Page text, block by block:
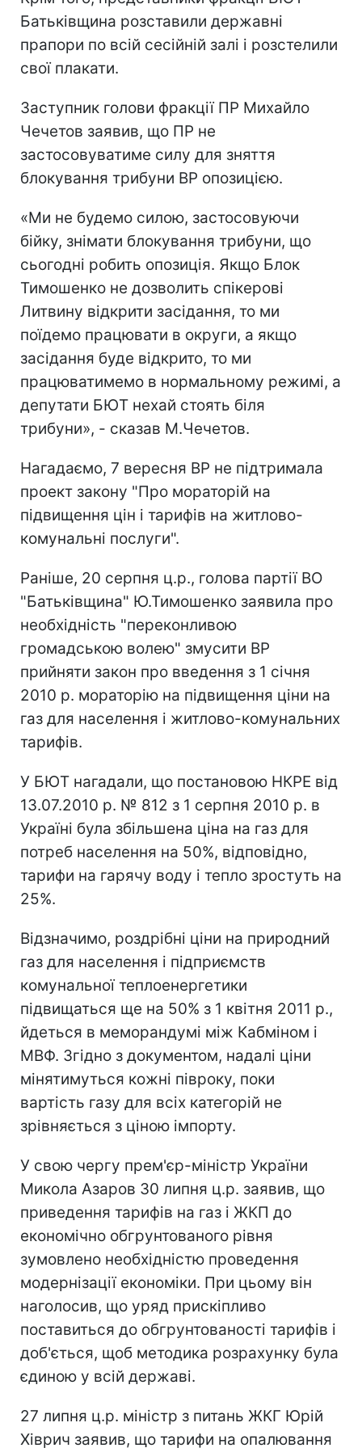
Батьківщина розставили державні
прапори по всій сесійній залі і розстелили
свої плакати.
Заступник голови фракції ПР Михайло
Чечетов заявив, що ПР не
застосовуватиме силу для зняття
блокування трибуни ВР опозицією.
«Ми не будемо силою, застосовуючи
бійку, знімати блокування трибуни, що
сьогодні робить опозиція. Якщо Блок
Тимошенко не дозволить спікерові
Литвину відкрити засідання, то ми
поїдемо працювати в округи, а якщо
засідання буде відкрито, то ми
працюватимемо в нормальному режимі, а
депутати БЮТ нехай стоять біля
трибуни», - сказав М.Чечетов.
Нагадаємо, 7 вересня ВР не підтримала
проект закону "Про мораторій на
підвищення цін і тарифів на житлово-
комунальні послуги".
Раніше, 20 серпня ц.р., голова партії ВО
"Батьківщина" Ю.Тимошенко заявила про
необхідність "переконливою
громадською волею" змусити ВР
прийняти закон про введення з 1 січня
2010 р. мораторію на підвищення ціни на
газ для населення і житлово-комунальних
тарифів.
У БЮТ нагадали, що постановою НКРЕ від
13.07.2010 р. № 812 з 1 серпня 2010 р. в
Україні була збільшена ціна на газ для
потреб населення на 50%, відповідно,
тарифи на гарячу воду і тепло зростуть на
25%.
Відзначимо, роздрібні ціни на природний
газ для населення і підприємств
комунальної теплоенергетики
підвищаться ще на 50% з 1 квітня 2011 р.,
йдеться в меморандумі між Кабміном і
МВФ. Згідно з документом, надалі ціни
мінятимуться кожні півроку, поки
вартість газу для всіх категорій не
зрівняється з ціною імпорту.
У свою чергу прем'єр-міністр України
Микола Азаров 30 липня ц.р. заявив, що
приведення тарифів на газ і ЖКП до
економічно обгрунтованого рівня
зумовлено необхідністю проведення
модернізації економіки. При цьому він
наголосив, що уряд прискіпливо
поставиться до обгрунтованості тарифів і
доб'ється, щоб методика розрахунку була
єдиною у всій державі.
27 липня ц.р. міністр з питань ЖКГ Юрій
Хіврич заявив, що тарифи на опалювання